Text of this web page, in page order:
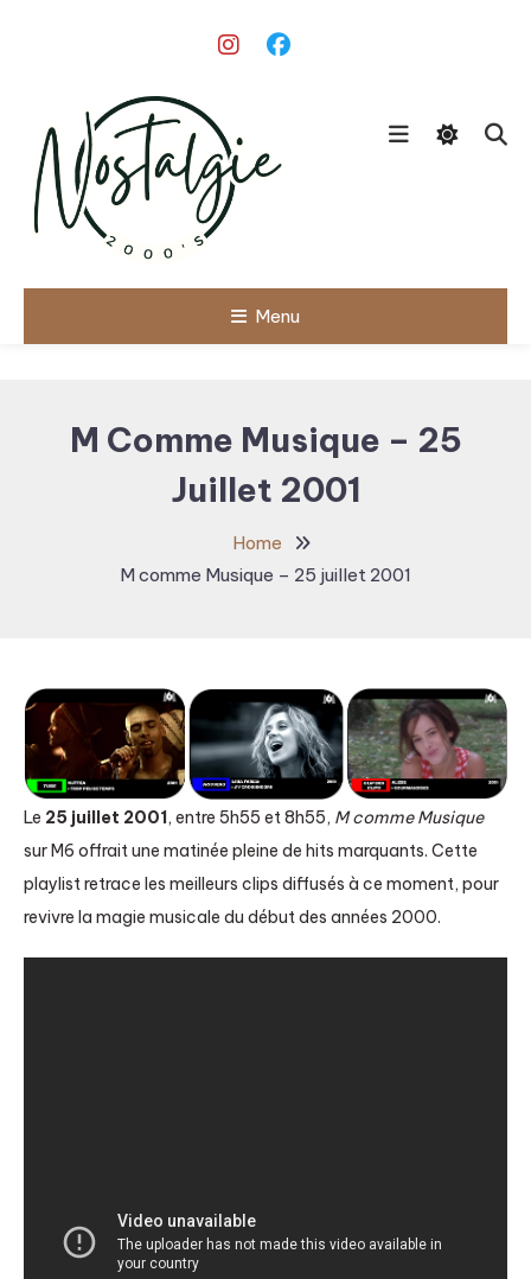
Nostalgie
Menu
M Comme Musique – 25
Juillet 2001
Home
M comme Musique – 25 juillet 2001
Le 25 juillet 2001, entre 5h55 et 8h55, M comme Musique
sur M6 offrait une matinée pleine de hits marquants. Cette
playlist retrace les meilleurs clips diffusés à ce moment, pour
revivre la magie musicale du début des années 2000.